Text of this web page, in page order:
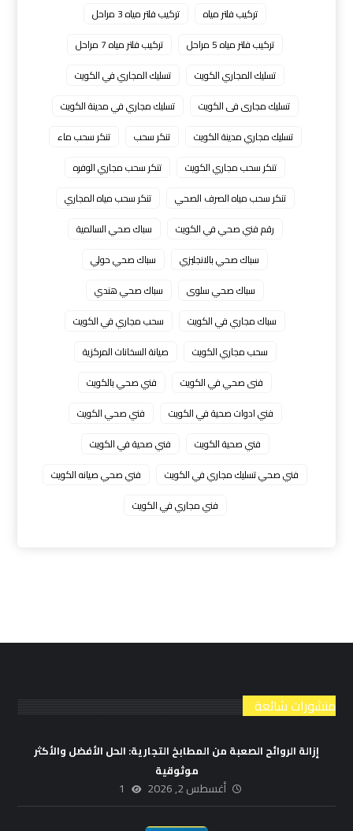
تركيب فلتر مياه
تركيب فلتر مياه 3 مراحل
تركيب فلتر مياه 5 مراحل
تركيب فلتر مياه 7 مراحل
تسليك المجاري الكويت
تسليك المجاري في الكويت
تسليك مجارى فى الكويت
تسليك مجاري في مدينة الكويت
تسليك مجاري مدينة الكويت
تنكر سحب
تنكر سحب ماء
تنكر سحب مجاري الكويت
تنكر سحب مجاري الوفره
تنكر سحب مياه الصرف الصحي
تنكر سحب مياه المجاري
رقم فني صحي في الكويت
سباك صحي السالمية
سباك صحي بالانجليزي
سباك صحي حولي
سباك صحي سلوى
سباك صحي هندي
سباك مجاري في الكويت
سحب مجاري في الكويت
سحب مجاري الكويت
صيانة السخانات المركزية
فنى صحي في الكويت
فني صحي بالكويت
فني ادوات صحية في الكويت
فني صحي الكويت
فني صحية الكويت
فني صحية في الكويت
فني صحي تسليك مجاري في الكويت
فني صحي صيانه الكويت
فني مجاري في الكويت
منشورات شائعة
إزالة الروائح الصعبة من المطابخ التجارية: الحل الأفضل والأكثر
موثوقية
أغسطس 2, 2026 1